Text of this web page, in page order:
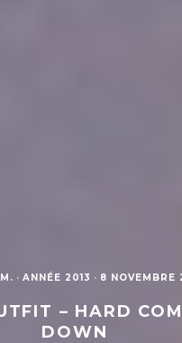
· ANNÉE 2013 · 8 NOVEMBRE
– HARD
DOWN